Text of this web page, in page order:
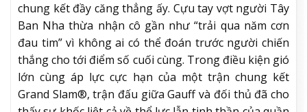
chung kết đầy căng thẳng ấy. Cựu tay vợt người Tây
Ban Nha thừa nhận cô gần như “trải qua năm cơn
đau tim” vì không ai có thể đoán trước người chiến
thắng cho tới điểm số cuối cùng. Trong điều kiện gió
lớn cùng áp lực cực hạn của một trận chung kết
Grand Slam®, trận đấu giữa Gauff và đối thủ đã cho